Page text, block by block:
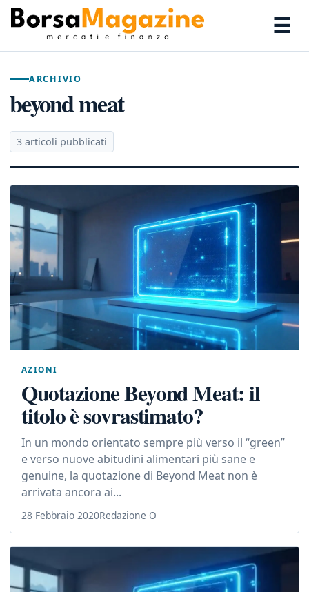
☰
ARCHIVIO
beyond meat
3 articoli pubblicati
AZIONI
Quotazione Beyond Meat: il
titolo è sovrastimato?
In un mondo orientato sempre più verso il “green”
e verso nuove abitudini alimentari più sane e
genuine, la quotazione di Beyond Meat non è
arrivata ancora ai...
28 Febbraio 2020Redazione O